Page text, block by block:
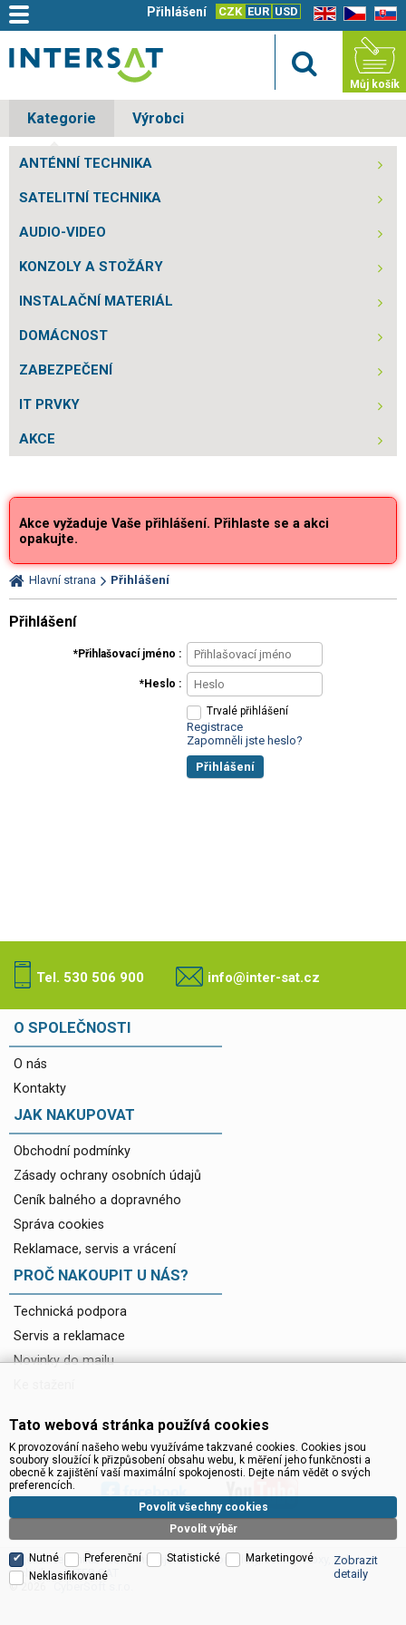
EN CZ SK
CZK EUR USD
Přihlášení
Můj košík
Kategorie Výrobci
ANTÉNNÍ TECHNIKA
SATELITNÍ TECHNIKA
AUDIO-VIDEO
KONZOLY A STOŽÁRY
INSTALAČNÍ MATERIÁL
DOMÁCNOST
ZABEZPEČENÍ
IT PRVKY
AKCE
Akce vyžaduje Vaše přihlášení. Přihlaste se a akci
opakujte.
Hlavní strana Přihlášení
Přihlášení
Přihlašovací jméno
Heslo
Trvalé přihlášení
Registrace
Zapomněli jste heslo?
Přihlášení
Tel. 530 506 900 info@inter-sat.cz
O SPOLEČNOSTI
O nás
Kontakty
JAK NAKUPOVAT
Obchodní podmínky
Zásady ochrany osobních údajů
Ceník balného a dopravného
Správa cookies
Reklamace, servis a vrácení
PROČ NAKOUPIT U NÁS?
Technická podpora
Servis a reklamace
Novinky do mailu
Satelitní technika - satelitní přijímače a komplety, set top boxy, dvb-t
technika :: INTER SAT
© 2026
Tato webová stránka používá cookies
K provozování našeho webu využíváme takzvané cookies. Cookies jsou
soubory sloužící k přizpůsobení obsahu webu, k měření jeho funkčnosti a
obecně k zajištění vaší maximální spokojenosti. Dejte nám vědět o svých
preferencích.
Povolit výběr
Povolit všechny cookies
Nutné Preferenční Statistické
Marketingové
Neklasifikované
Zobrazit
detaily